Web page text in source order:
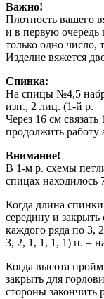
Важно!
Плотность вашего
и в первую
только одно число,
Изделие вяжется
Спинка:
На спицы №4,5
изн., 2 лиц. (1-й р. =
Через 16 см
продолжить
Внимание!
В 1-м p. схемы
спицах находилось
Когда длина
середину и
каждого ряда по 3,
3, 2, 1, 1, 1, 1) п. =
Когда высота
закрыть для
стороны закончить